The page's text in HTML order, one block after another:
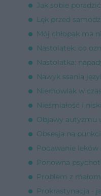
Jak sobie
Lęk przed
Mój chłopak ma
Nastolatek: co
Nastolatka:
Nawyk ssania
Niemowlak w
Nieśmiałość i
Objawy autyzmu
Obsesja na
Podawanie
Ponowna
Problem z
Prokrastynacja -